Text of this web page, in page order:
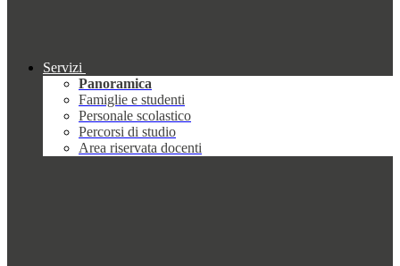
Servizi
Panoramica
Famiglie e studenti
Personale scolastico
Percorsi di studio
Area riservata docenti